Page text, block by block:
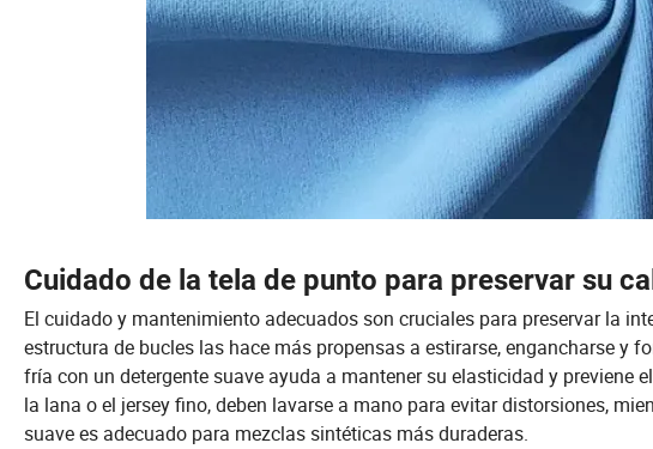
Cuidado de la tela de punto para preservar su
El cuidado y mantenimiento adecuados son cruciales para preservar la
estructura de bucles las hace más propensas a estirarse, engancharse y
fría con un detergente suave ayuda a mantener su elasticidad y previene
la lana o el jersey fino, deben lavarse a mano para evitar distorsiones,
suave es adecuado para mezclas sintéticas más duraderas.